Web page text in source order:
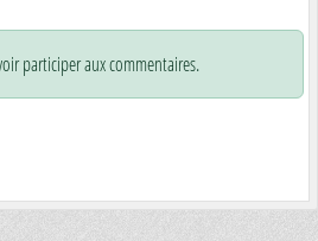
participer aux commentaires.